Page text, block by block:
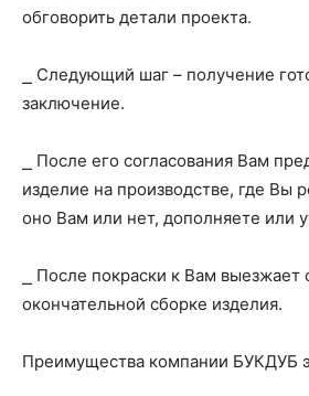
обговорить детали проекта.
⎯ Следующий шаг – получение
заключение.
⎯ После его согласования Вам
изделие на производстве, где Вы
оно Вам или нет, дополняете или
⎯ После покраски к Вам выезжает
окончательной сборке изделия.
Преимущества компании БУКДУБ